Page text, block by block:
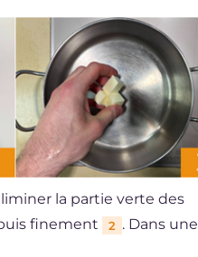
la partie verte des
finement 2 . Dans une